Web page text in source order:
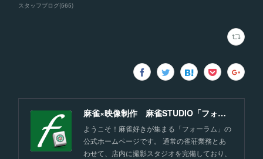
スタッフブログ(565)
麻雀×映像制作 麻雀STUDIO「フォーラム」福岡
ようこそ！麻雀好きが集まる「フォーラム」の
公式ホームページです。 通常の雀荘業務とあ
わせて、店内に撮影スタジオを完備しており、